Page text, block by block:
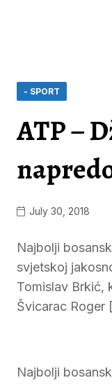
- SPORT
ATP –
July 30, 2018
Najbolji
svjetskoj
Tomislav Brkić,
Švicarac Roger
Najbolji